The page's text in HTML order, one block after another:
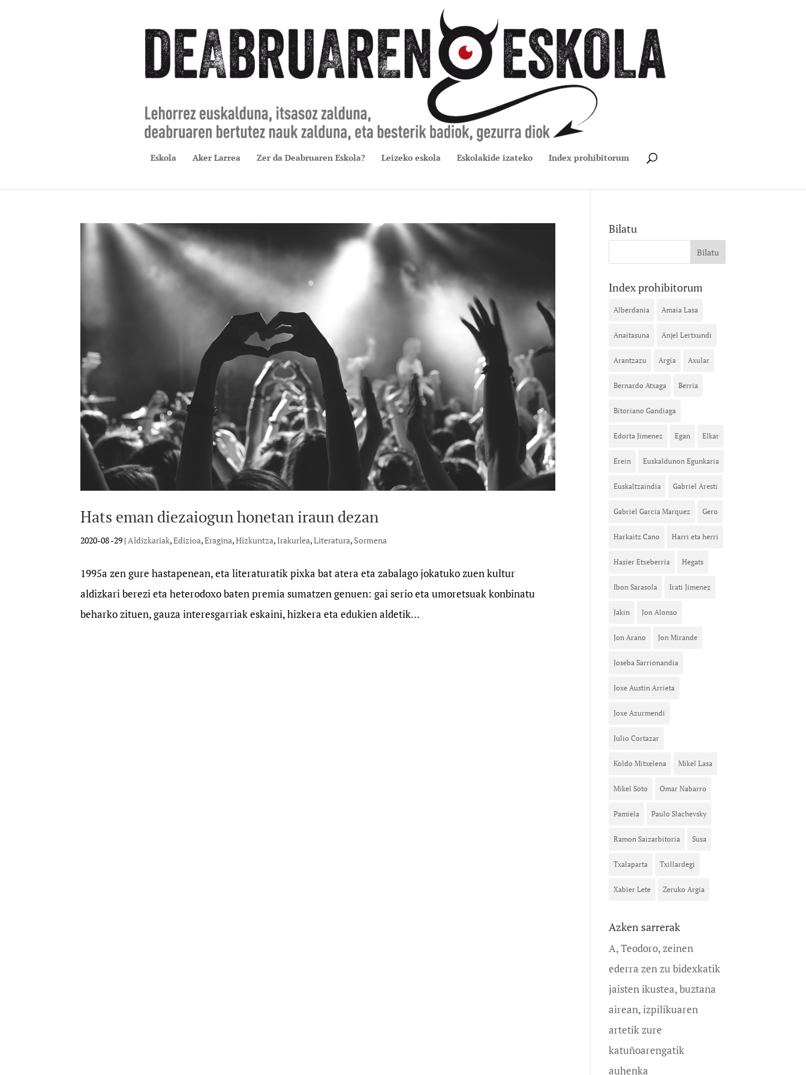
Eskola Aker Larrea Zer da Deabruaren Eskola? Leizeko eskola Eskolakide izateko Index prohibitorum
Hats eman diezaiogun honetan iraun dezan
2020-08 -29 | Aldizkariak,Edizioa,Eragina,Hizkuntza,Irakurlea,Literatura, Sormena
1995a zen gure hastapenean, eta literaturatik pixka bat atera eta zabalago jokatuko zuen kultur
aldizkari berezi eta heterodoxo baten premia sumatzen genuen: gai serio eta umoretsuak konbinatu
beharko zituen, gauza interesgarriak eskaini, hizkera eta edukien aldetik...
Bilatu
Index prohibitorum
Alberdania Amaia Lasa
Anaitasuna Anjel Lertxundi
Arantzazu Argia Axular
Bernardo Atxaga Berria
Bitoriano Gandiaga
Edorta Jimenez Egan Elkar
Erein Euskaldunon Egunkaria
Euskaltzaindia Gabriel Aresti
Gabriel Garcia Marquez Gero
Harkaitz Cano Harri eta herri
Hasier Etxeberria Hegats
Ibon Sarasola Irati Jimenez
Jakin Jon Alonso
Jon Arano Jon Mirande
Joseba Sarrionandia
Joxe Austin Arrieta
Joxe Azurmendi
Julio Cortazar
Koldo Mitxelena Mikel Lasa
Mikel Soto Omar Nabarro
Pamiela Paulo Slachevsky
Ramon Saizarbitoria Susa
Txalaparta Txillardegi
Xabier Lete Zeruko Argia
Azken sarrerak
A, Teodoro, zeinen
ederra zen zu bidexkatik
jaisten ikustea, buztana
airean, izpilikuaren
artetik zure
katuñoarengatik
auhenka